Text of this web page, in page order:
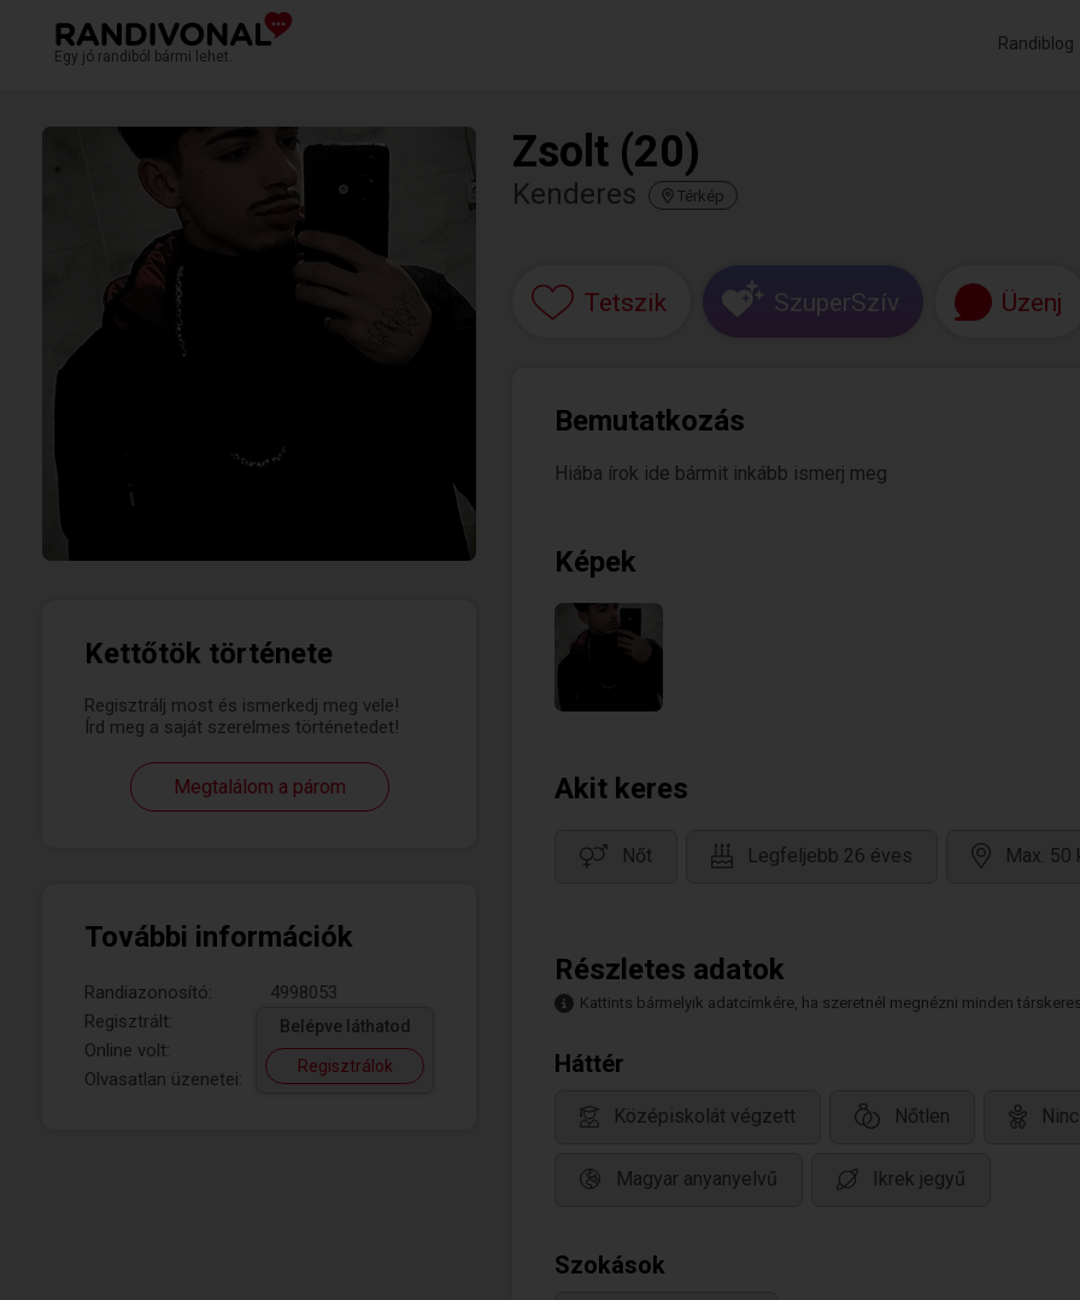
Egy jó randiból bármi lehet.
Randiblog
Kettőtök története
Regisztrálj most és ismerkedj meg vele!
Írd meg a saját szerelmes történetedet!
Megtalálom a párom
További információk
Randiazonosító:
4998053
Regisztrált:
Online volt:
Olvasatlan üzenetei:
Belépve láthatod
Regisztrálok
Zsolt (20)
Kenderes Térkép
Tetszik SzuperSzív Üzenj
Bemutatkozás
Hiába írok ide bármit inkább ismerj meg
Képek
Akit keres
Nőt Legfeljebb 26 éves Max. 50
Részletes adatok
Kattints bármelyik adatcímkére, ha szeretnél megnézni minden
Háttér
Középiskolát végzett Nőtlen
Magyar anyanyelvű Ikrek jegyű
Szokások